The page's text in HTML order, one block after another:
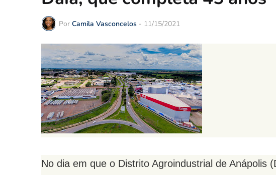
Por Camila Vasconcelos - 11/15/2021
No dia em que o Distrito Agroindustrial de Anápolis